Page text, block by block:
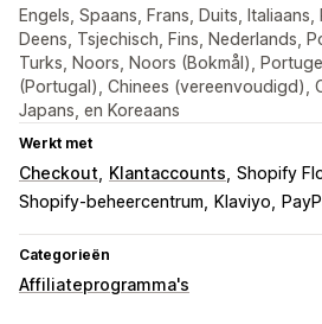
Engels, Spaans, Frans, Duits,
Deens, Tsjechisch, Fins, Nederlands,
Turks, Noors, Noors (Bokmål),
(Portugal), Chinees (vereenvoudigd),
Japans, en Koreaans
Werkt met
Checkout Klantaccounts Shopify
Shopify-beheercentrum
Klaviyo
Categorieën
Affiliateprogramma's